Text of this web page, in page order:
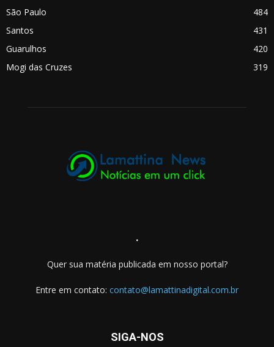
São Paulo
484
Santos
431
Guarulhos
420
Mogi das Cruzes
319
.
Quer sua matéria publicada em nosso portal?
Entre em contato: contato@lamattinadigital.com.br
SIGA-NOS